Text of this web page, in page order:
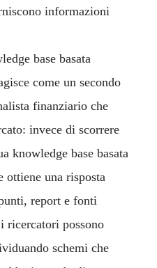
informazioni
base basata
come un secondo
finanziario che
invece di scorrere
knowledge base basata
una risposta
report e fonti
ricercatori possono
schemi che